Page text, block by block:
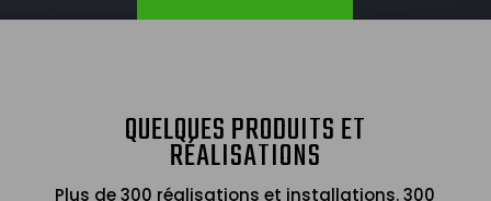
QUELQUES PRODUITS ET
RÉALISATIONS
Plus de 300 réalisations et installations. 300